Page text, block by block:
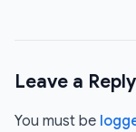
Leave a Reply
You must be